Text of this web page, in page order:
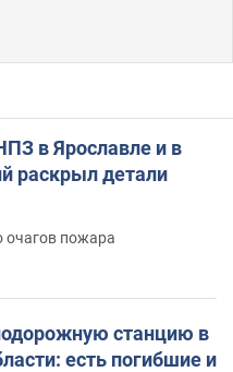
в Ярославле и в
раскрыл детали
очагов пожара
станцию в
есть погибшие и